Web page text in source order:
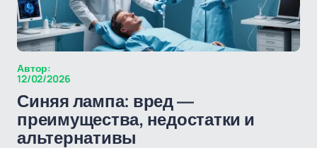
Автор:
12/02/2026
Синяя лампа: вред —
преимущества, недостатки и
альтернативы